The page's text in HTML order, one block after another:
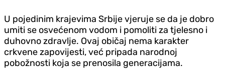
U pojedinim krajevima Srbije vjeruje se da je dobro
umiti se osvećenom vodom i pomoliti za tjelesno i
duhovno zdravlje. Ovaj običaj nema karakter
crkvene zapovijesti, već pripada narodnoj
pobožnosti koja se prenosila generacijama.